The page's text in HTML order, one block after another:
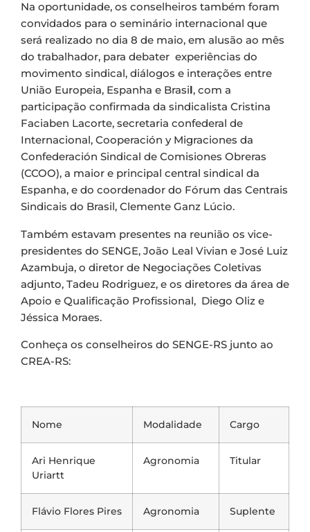
Na oportunidade, os conselheiros também foram
convidados para o seminário internacional que
será realizado no dia 8 de maio, em alusão ao mês
do trabalhador, para debater experiências do
movimento sindical, diálogos e interações entre
União Europeia, Espanha e Brasi , com a
participação confirmada da sindicalista Cristina
Faciaben Lacorte, secretaria confederal de
Internacional, Cooperación y Migraciones da
Confederación Sindical de Comisiones Obreras
(CCOO), a maior e principal central sindical da
Espanha, e do coordenador do Fórum das Centrais
Sindicais do Brasil, Clemente Ganz Lúcio.
Também estavam presentes na reunião os vice-
presidentes do SENGE, João Leal Vivian e José Luiz
Azambuja, o diretor de Negociações Coletivas
adjunto, Tadeu Rodriguez, e os diretores da área de
Apoio e Qualificação Profissional, Diego Oliz e
Jéssica Moraes.
Conheça os conselheiros do SENGE-RS junto ao
CREA-RS:
Nome Modalidade Cargo
Ari Henrique
Uriartt
Agronomia Titular
Flávio Flores Pires Agronomia Suplente